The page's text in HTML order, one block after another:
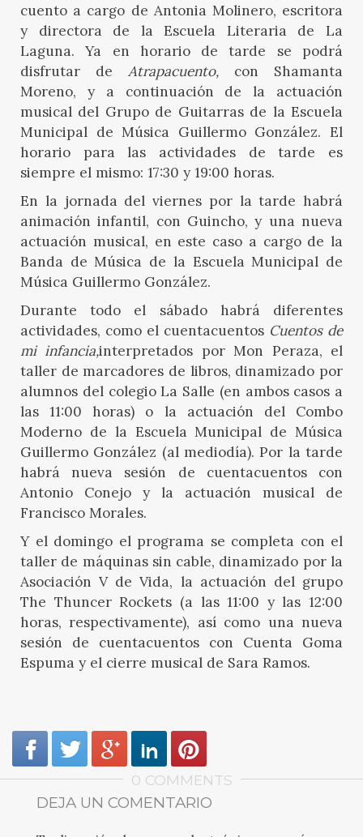
cuento a cargo de Antonia Molinero, escritora
y directora de la Escuela Literaria de La
Laguna. Ya en horario de tarde se podrá
disfrutar de Atrapacuento, con Shamanta
Moreno, y a continuación de la actuación
musical del Grupo de Guitarras de la Escuela
Municipal de Música Guillermo González. El
horario para las actividades de tarde es
siempre el mismo: 17:30 y 19:00 horas.
En la jornada del viernes por la tarde habrá
animación infantil, con Guincho, y una nueva
actuación musical, en este caso a cargo de la
Banda de Música de la Escuela Municipal de
Música Guillermo González.
Durante todo el sábado habrá diferentes
actividades, como el cuentacuentos Cuentos de
mi infancia,interpretados por Mon Peraza, el
taller de marcadores de libros, dinamizado por
alumnos del colegio La Salle (en ambos casos a
las 11:00 horas) o la actuación del Combo
Moderno de la Escuela Municipal de Música
Guillermo González (al mediodía). Por la tarde
habrá nueva sesión de cuentacuentos con
Antonio Conejo y la actuación musical de
Francisco Morales.
Y el domingo el programa se completa con el
taller de máquinas sin cable, dinamizado por la
Asociación V de Vida, la actuación del grupo
The Thuncer Rockets (a las 11:00 y las 12:00
horas, respectivamente), así como una nueva
sesión de cuentacuentos con Cuenta Goma
Espuma y el cierre musical de Sara Ramos.
0 COMMENTS
DEJA UN COMENTARIO